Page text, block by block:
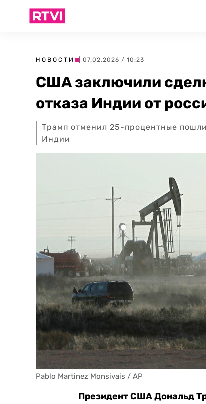
НОВОСТИ | 07.02.2026 / 10:23
США заключили
отказа Индии от
Трамп отменил 25-процентные
Индии
Pablo Martinez Monsivais / AP
Президент США Дональд